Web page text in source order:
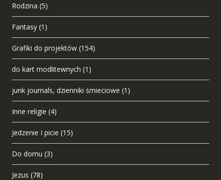
Rodzina (5)
Fantasy (1)
Grafiki do projektów (154)
do kart modlitewnych (1)
junk journals, dzienniki śmieciowe (1)
Inne religie (4)
Jedzenie I picie (15)
Do domu (3)
Jezus (78)